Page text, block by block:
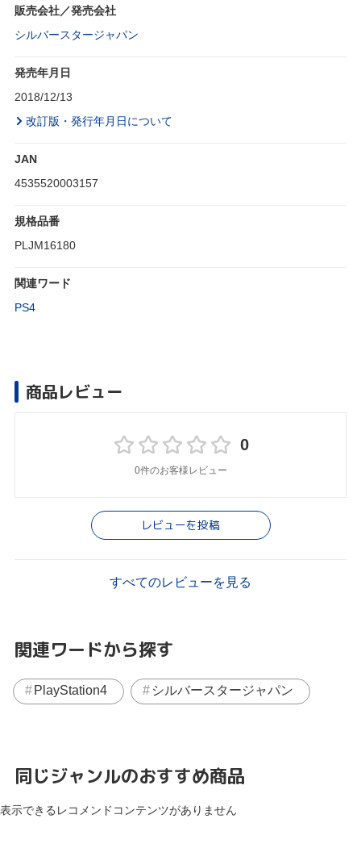
販売会社／発売会社
シルバースタージャパン
発売年月日
2018/12/13
改訂版・発行年月日について
JAN
4535520003157
規格品番
PLJM16180
関連ワード
PS4
商品レビュー
0
0件のお客様レビュー
レビューを投稿
すべてのレビューを見る
関連ワードから探す
PlayStation4 シルバースタージャパン
同じジャンルのおすすめ商品
表示できるレコメンドコンテンツがありません